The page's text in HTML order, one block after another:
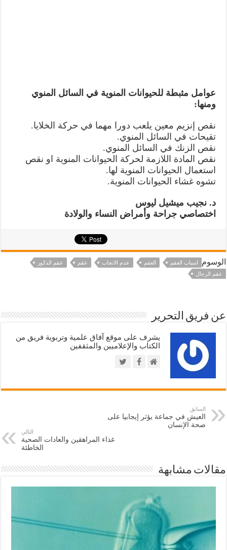
عوامل مثبطة للحيوانات المنوية في السائل المنوي
ومنها:
نقص إنزيم معين يلعب دورا مهما في حركة الخلايا.
تقيحات في السائل المنوي.
نقص الزنك في السائل المنوي.
نقص المادة اللازمة لحركة الحيوانات المنوية او نقص
استعمال الحيوانات المنوية لها.
تشوه غشاء الحيوانات المنوية.
د. نجيب ميشيل ليوس
اختصاصي جراحة وأمراض النساء والولادة
الوسوم اسباب العقم العقم عدم الانجاب عقم
عقم الذكور
عقم الرجال
عن فريق التحرير
يشرف على موقع آفاق علمية وتربوية فريق من
الكتاب والإعلاميين والمثقفين
السابق
العيش في جماعة يؤثر إيجابيا على
صحة الإنسان
التالي
غذاء المراهقين والعادات الصحية
الخاطئة
مقالات مشابهة